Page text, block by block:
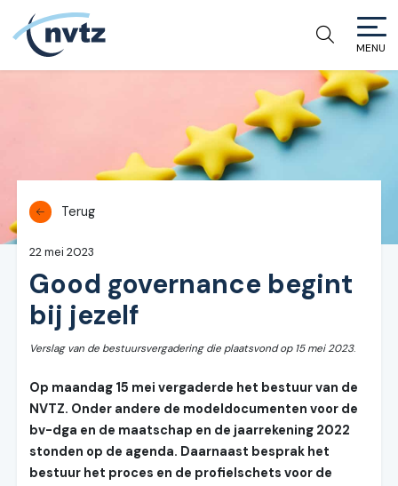
NVTZ
MENU
Terug
22 mei 2023
Good governance begint
bij jezelf
Verslag van de bestuursvergadering die plaatsvond op 15 mei 2023.
Op maandag 15 mei vergaderde het bestuur van de
NVTZ. Onder andere de modeldocumenten voor de
bv-dga en de maatschap en de jaarrekening 2022
stonden op de agenda. Daarnaast besprak het
bestuur het proces en de profielschets voor de